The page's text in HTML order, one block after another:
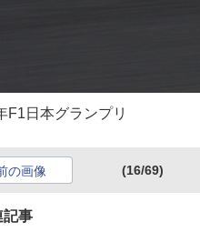
F1日本グランプリ
の画像 (16/69)
記事